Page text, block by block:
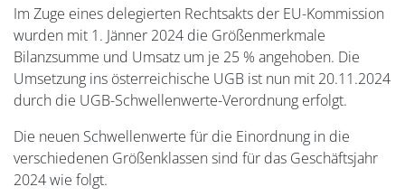
Im Zuge eines delegierten Rechtsakts der EU-Kommission
wurden mit 1. Jänner 2024 die Größenmerkmale
Bilanzsumme und Umsatz um je 25 % angehoben. Die
Umsetzung ins österreichische UGB ist nun mit 20.11.2024
durch die UGB-Schwellenwerte-Verordnung erfolgt.
Die neuen Schwellenwerte für die Einordnung in die
verschiedenen Größenklassen sind für das Geschäftsjahr
2024 wie folgt.